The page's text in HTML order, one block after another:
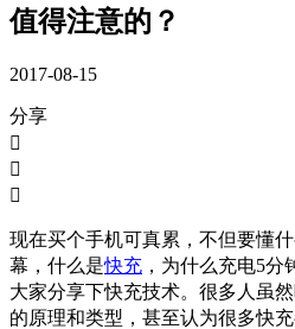
值得注意的？
2017-08-15
分享



现在买个手机可真累，不但要懂
幕，什么是快充 ，为什么充电5分
大家分享下快充技术。很多人虽
的原理和类型，甚至认为很多快